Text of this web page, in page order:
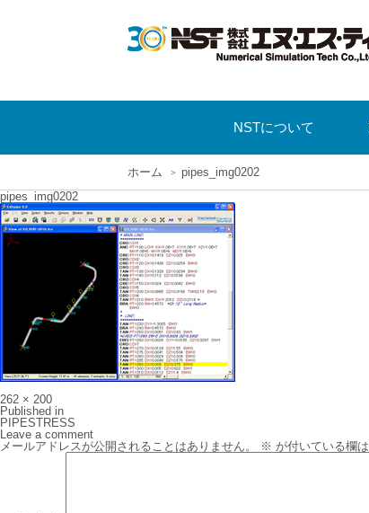
NSTについて
ホーム
pipes_img0202
pipes_img0202
Full
size
262 × 200
投
稿
ナ
ビ
Published in
PIPESTRESS
Leave a comment
メールアドレスが公開されることはありません。
※ が付いている欄